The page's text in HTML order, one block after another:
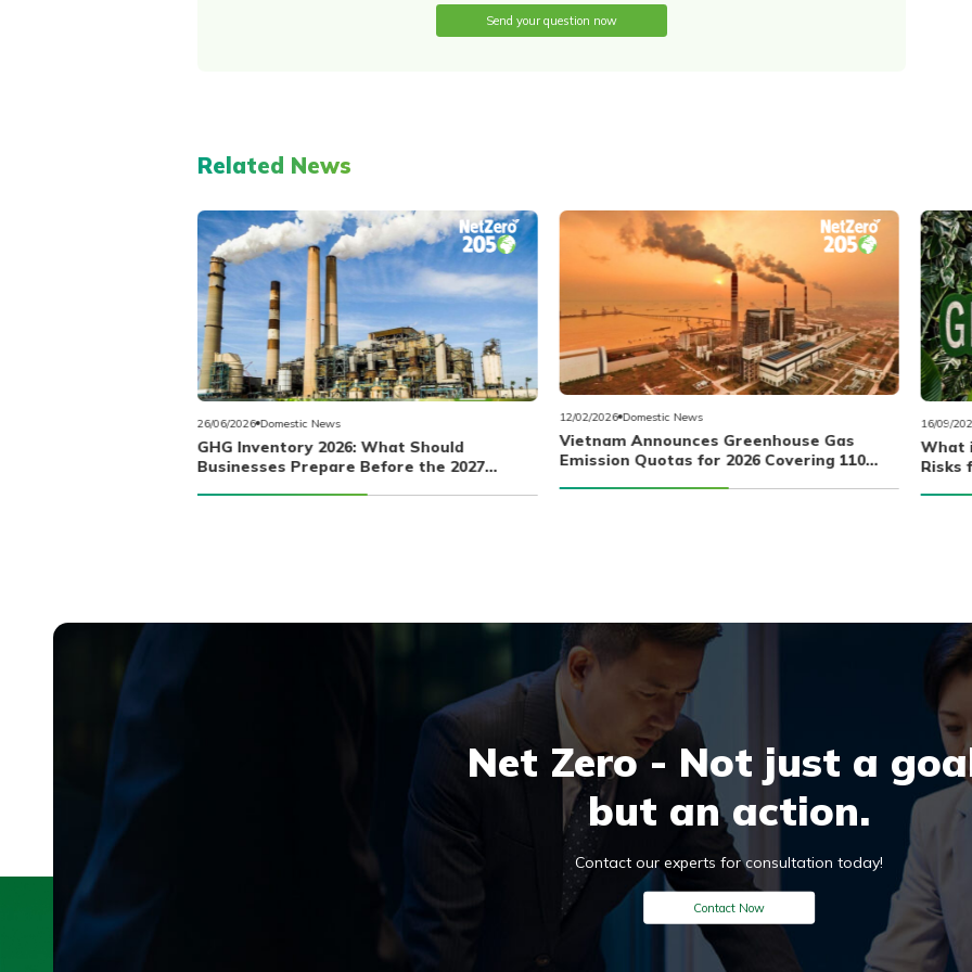
Send your question now
Related News
12/02/2026 Domestic News
Vietnam Announces Greenhouse Gas
Emission Quotas for 2026 Covering 110
Power, Steel and Cement Facilities
16/09/2025 Domestic News
What is Greenwashing and What are the
Risks for Businesses?
01/07/2026
Net Zero - Not just a
but an action.
Contact our experts for consultation today!
Contact Now